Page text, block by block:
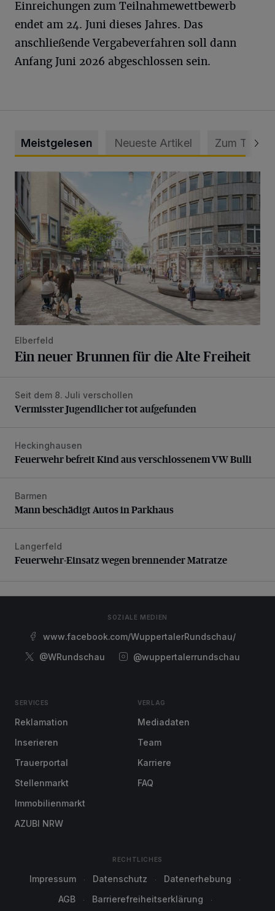
Einreichungen zum Teilnahmewettbewerb
endet am 24. Juni dieses Jahres. Das
anschließende Vergabeverfahren soll dann
Anfang Juni 2026 abgeschlossen sein.
Meistgelesen Neueste Artikel Zum Thema
Ein neuer Brunnen für die Alte Freiheit
Elberfeld
Ein neuer Brunnen für die Alte Freiheit
Vermisster Jugendlicher tot aufgefunden
Seit dem 8. Juli verschollen
Vermisster Jugendlicher tot aufgefunden
Feuerwehr befreit Kind aus verschlossenem VW Bulli
Heckinghausen
Feuerwehr befreit Kind aus verschlossenem VW Bulli
Mann beschädigt Autos in Parkhaus
Barmen
Mann beschädigt Autos in Parkhaus
Feuerwehr-Einsatz wegen brennender Matratze
Langerfeld
Feuerwehr-Einsatz wegen brennender Matratze
SOZIALE MEDIEN
www.facebook.com/WuppertalerRundschau/
@WRundschau
@wuppertalerrundschau
SERVICES
Reklamation
Inserieren
Trauerportal
Stellenmarkt
Immobilienmarkt
AZUBI NRW
VERLAG
Mediadaten
Team
Karriere
FAQ
RECHTLICHES
Impressum Datenschutz
Datenerhebung
AGB
Barrierefreiheitserklärung